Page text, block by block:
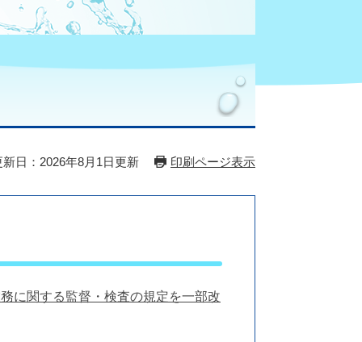
新日：2026年8月1日更新 印刷ページ表示
に関する監督・検査の規定を一部改